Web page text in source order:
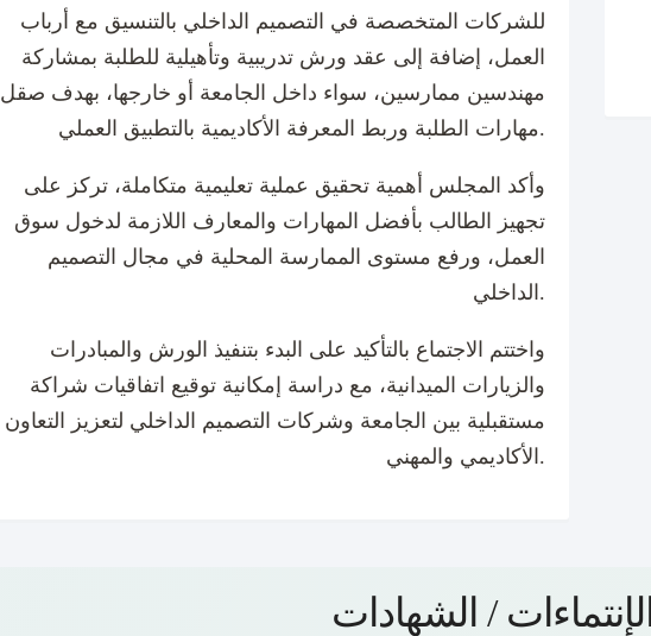
للشركات المتخصصة في التصميم الداخلي بالتنسيق مع أرباب
العمل، إضافة إلى عقد ورش تدريبية وتأهيلية للطلبة بمشاركة
مهندسين ممارسين، سواء داخل الجامعة أو خارجها، بهدف صقل
مهارات الطلبة وربط المعرفة الأكاديمية بالتطبيق العملي.
وأكد المجلس أهمية تحقيق عملية تعليمية متكاملة، تركز على
تجهيز الطالب بأفضل المهارات والمعارف اللازمة لدخول سوق
العمل، ورفع مستوى الممارسة المحلية في مجال التصميم
الداخلي.
واختتم الاجتماع بالتأكيد على البدء بتنفيذ الورش والمبادرات
والزيارات الميدانية، مع دراسة إمكانية توقيع اتفاقيات شراكة
مستقبلية بين الجامعة وشركات التصميم الداخلي لتعزيز التعاون
الأكاديمي والمهني.
الإنتماءات / الشهادات